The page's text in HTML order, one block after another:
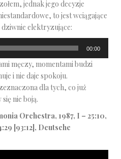
jednak jego decyzje
to jest wciągające
dziwnie elektryzujące:
00:00
męczy, momentami budzi
i nie daje spokoju.
dla tych, co już
nie boją.
Orchestra, 1987, I – 25:10,
[93:12], Deutsche